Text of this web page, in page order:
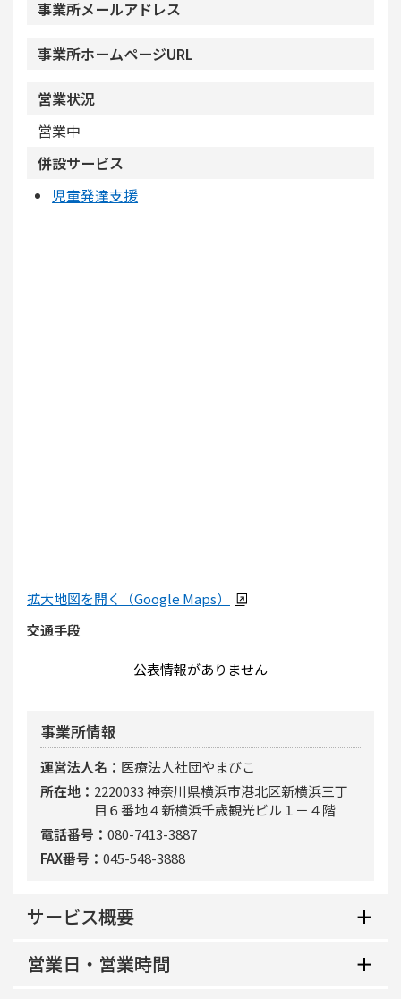
事業所メールアドレス
事業所ホームページURL
営業状況
営業中
併設サービス
児童発達支援
拡大地図を開く（Google Maps）
交通手段
公表情報がありません
事業所情報
運営法人名
医療法人社団やまびこ
所在地
2220033 神奈川県横浜市港北区新横浜三丁
目６番地４新横浜千歳観光ビル１－４階
電話番号
080-7413-3887
FAX番号
045-548-3888
サービス概要
地域生活支援拠点等該当の有無
営業日・営業時間